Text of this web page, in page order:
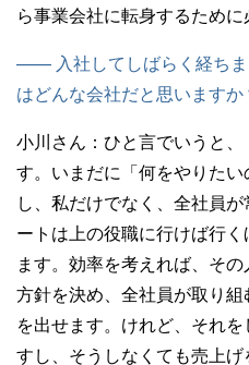
ら事業会社に転身するために
—— 入社してしばらく経ちま
はどんな会社だと思いますか
小川さん： ひと言でいうと
す。いまだに「何をやりた
し、私だけでなく、全社員
ートは上の役職に行けば行
ます。効率を考えれば、そ
方針を決め、全社員が取り
を出せます。けれど、それ
すし、そうしなくても売上